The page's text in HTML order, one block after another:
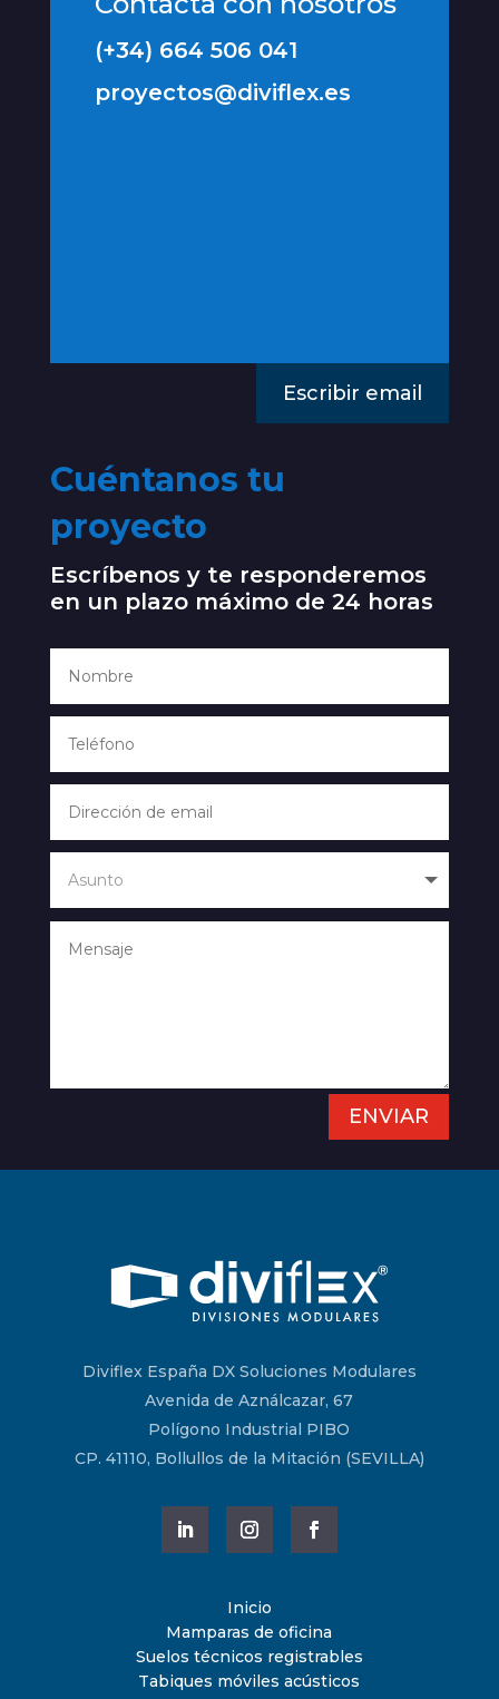
(+34) 664 506 041
proyectos@diviflex.es
Escribir email
Cuéntanos tu
proyecto
Escríbenos y te responderemos
en un plazo máximo de 24 horas
ENVIAR
Diviflex España DX Soluciones Modulares
Avenida de Aználcazar, 67
Polígono Industrial PIBO
CP. 41110, Bollullos de la Mitación (SEVILLA)
Inicio
Mamparas de oficina
Suelos técnicos registrables
Tabiques móviles acústicos